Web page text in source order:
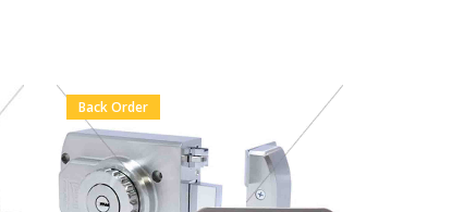
Back Order